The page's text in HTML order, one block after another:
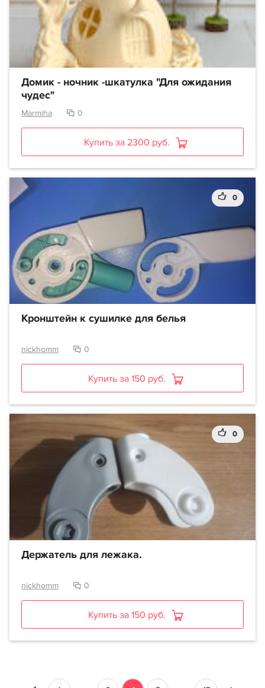
Домик - ночник -шкатулка "Для ожидания
чудес"
Marmiha 0
Купить за 2300 руб.
0
Кронштейн к сушилке для белья
nickhomm 0
Купить за 150 руб.
0
Держатель для лежака.
nickhomm 0
Купить за 150 руб.